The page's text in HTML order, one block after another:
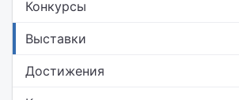
Конкурсы
Выставки
Достижения